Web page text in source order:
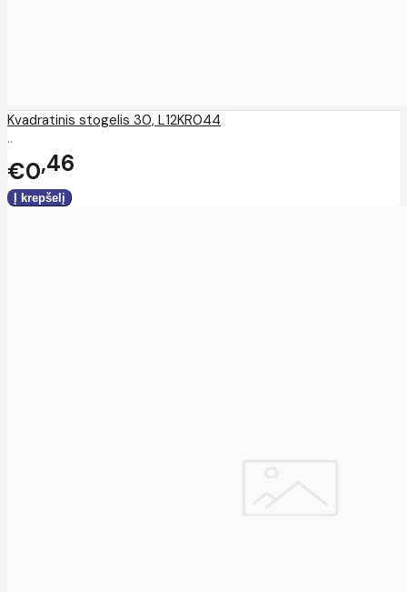
Kvadratinis stogelis 30, L12KR044
..
€0 46